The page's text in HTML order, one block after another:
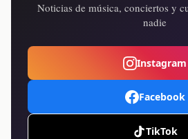
Noticias de música, conciertos y
nadie
Instagram
Facebook
TikTok